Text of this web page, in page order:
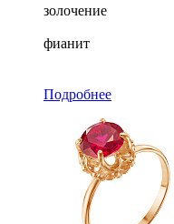
золочение
фианит
Подробнее